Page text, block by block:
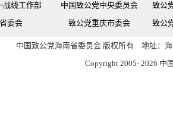
战线工作部 中国致公党中央委员会
致公
委会
致公党重庆市委会 致公
中国致公党海南省委员会 版权所有 地址：
Copyright 2005- 2026 中